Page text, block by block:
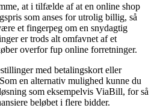
at i tilfælde af at en online shop
som anses for utrolig billig, så
et fingerpeg om en snydagtig
er trods alt omfavnet af et
overfor fup online forretninger.
med betalingskort eller
en alternativ mulighed kunne du
som eksempelvis ViaBill, for så
beløbet i flere bidder.